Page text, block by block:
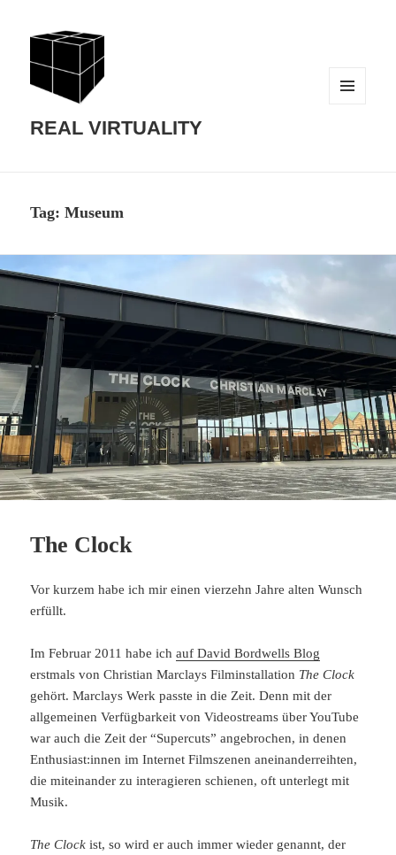
REAL VIRTUALITY
Tag:Museum
The Clock
Vor kurzem habe ich mir einen vierzehn Jahre alten Wunsch
erfüllt.
Im Februar 2011 habe ichauf David Bordwells Blog
erstmals von Christian Marclays Filminstallation The Clock
gehört. Marclays Werk passte in die Zeit. Denn mit der
allgemeinen Verfügbarkeit von Videostreams über YouTube
war auch die Zeit der “Supercuts” angebrochen, in denen
Enthusiast:innen im Internet Filmszenen aneinanderreihten,
die miteinander zu interagieren schienen, oft unterlegt mit
Musik.
The Clock ist, so wird er auch immer wieder genannt, der